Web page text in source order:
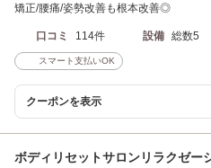
矯正/腰痛/姿勢改善も根本改善◎
口コミ 114件 設備 総数5
スマート支払いOK
クーポンを表示
ボディリセットサロンリラクゼ